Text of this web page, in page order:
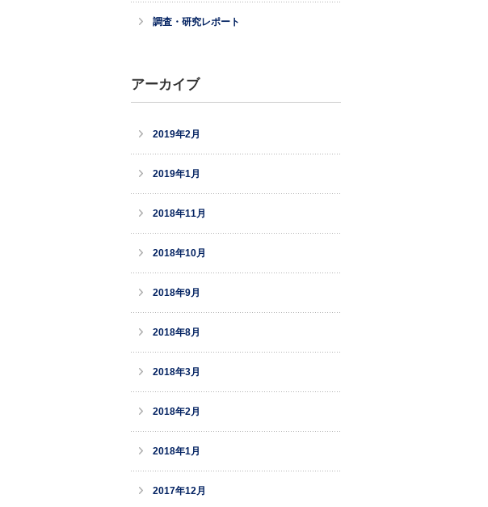
調査・研究レポート
アーカイブ
2019年2月
2019年1月
2018年11月
2018年10月
2018年9月
2018年8月
2018年3月
2018年2月
2018年1月
2017年12月